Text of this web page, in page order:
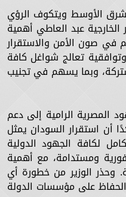
الأوسط ويتكوف الرؤي
عبد العاطي أهمية
في صون الأمن والاستقرار
تعالج شواغل كافة
وبما يسهم في تجنيب
المصرية الرامية إلى دعم
أن استقرار السودان يمثل
لكافة الجهود الدولية
ومستدامة، مع أهمية
وحذر الوزير من خطورة أي
على مؤسسات الدولة